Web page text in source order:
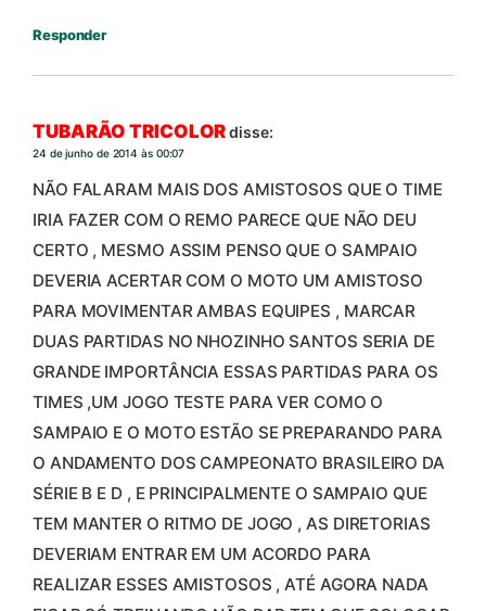
Responder
TUBARÃO TRICOLORdisse:
24 de junho de 2014 às 00:07
NÃO FALARAM MAIS DOS AMISTOSOS QUE O TIME
IRIA FAZER COM O REMO PARECE QUE NÃO DEU
CERTO , MESMO ASSIM PENSO QUE O SAMPAIO
DEVERIA ACERTAR COM O MOTO UM AMISTOSO
PARA MOVIMENTAR AMBAS EQUIPES , MARCAR
DUAS PARTIDAS NO NHOZINHO SANTOS SERIA DE
GRANDE IMPORTÂNCIA ESSAS PARTIDAS PARA OS
TIMES ,UM JOGO TESTE PARA VER COMO O
SAMPAIO E O MOTO ESTÃO SE PREPARANDO PARA
O ANDAMENTO DOS CAMPEONATO BRASILEIRO DA
SÉRIE B E D , E PRINCIPALMENTE O SAMPAIO QUE
TEM MANTER O RITMO DE JOGO , AS DIRETORIAS
DEVERIAM ENTRAR EM UM ACORDO PARA
REALIZAR ESSES AMISTOSOS , ATÉ AGORA NADA